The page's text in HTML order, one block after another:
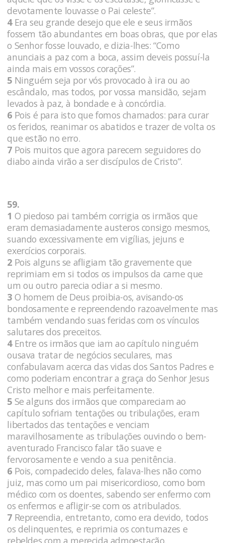
devotamente louvasse o Pai celeste”.
4Era seu grande desejo que ele e seus irmãos
fossem tão abundantes em boas obras, que por elas
o Senhor fosse louvado, e dizia-lhes: “Como
anunciais a paz com a boca, assim deveis possuí-la
ainda mais em vossos corações”.
5 Ninguém seja por vós provocado à ira ou ao
escândalo, mas todos, por vossa mansidão, sejam
levados à paz, à bondade e à concórdia.
6 Pois é para isto que fomos chamados: para curar
os feridos, reanimar os abatidos e trazer de volta os
que estão no erro.
7 Pois muitos que agora parecem seguidores do
diabo ainda virão a ser discípulos de Cristo”.
59.
1 O piedoso pai também corrigia os irmãos que
eram demasiadamente austeros consigo mesmos,
suando excessivamente em vigílias, jejuns e
exercícios corporais.
2 Pois alguns se afligiam tão gravemente que
reprimiam em si todos os impulsos da carne que
um ou outro parecia odiar a si mesmo.
3 O homem de Deus proibia-os, avisando-os
bondosamente e repreendendo razoavelmente mas
também vendando suas feridas com os vínculos
salutares dos preceitos.
4Entre os irmãos que iam ao capítulo ninguém
ousava tratar de negócios seculares, mas
confabulavam acerca das vidas dos Santos Padres e
como poderiam encontrar a graça do Senhor Jesus
Cristo melhor e mais perfeitamente.
5 Se alguns dos irmãos que compareciam ao
capítulo sofriam tentações ou tribulações, eram
libertados das tentações e venciam
maravilhosamente as tribulações ouvindo o bem-
aventurado Francisco falar tão suave e
fervorosamente e vendo a sua penitência.
6 Pois, compadecido deles, falava-lhes não como
juiz, mas como um pai misericordioso, como bom
médico com os doentes, sabendo ser enfermo com
os enfermos e afligir-se com os atribulados.
7 Repreendia, entretanto, como era devido, todos
os delinquentes, e reprimia os contumazes e
rebeldes com a merecida admoestação.